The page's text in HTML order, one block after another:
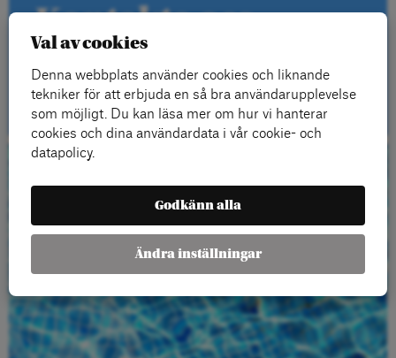
Kontakta oss
Kontakt
Beställ gratis
material
Val av cookies
Denna webbplats använder cookies och liknande
tekniker för att erbjuda en så bra användarupplevelse
som möjligt. Du kan läsa mer om hur vi hanterar
cookies och dina användardata i vår cookie- och
datapolicy.
Godkänn alla
Ändra inställningar